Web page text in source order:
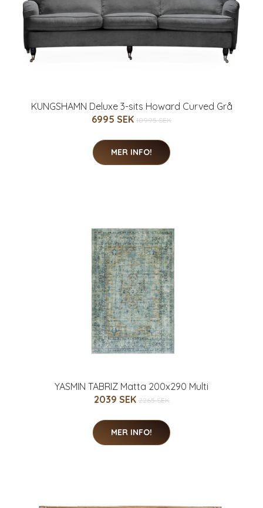
KUNGSHAMN Deluxe 3-sits Howard Curved Grå
6995 SEK 10995 SEK
MER INFO!
YASMIN TABRIZ Matta 200x290 Multi
2039 SEK 2265 SEK
MER INFO!